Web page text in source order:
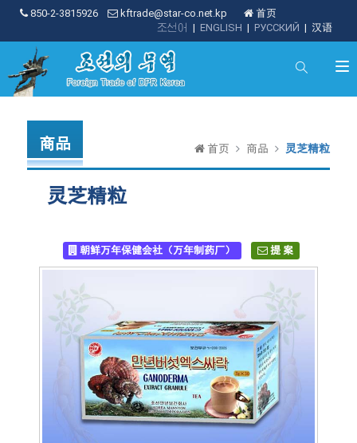
850-2-3815926 kftrade@star-co.net.kp
首页
| 汉语
| РУССКИЙ
| ENGLISH
조선어
商品 首页 商品 灵芝精粒
灵芝精粒
朝鲜万年保健会社（万年制药厂） 提 案